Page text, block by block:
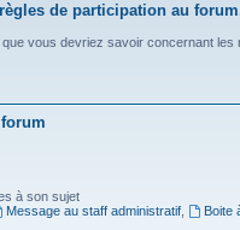
de participation au
que vous devriez savoir concernant les
à son sujet
Message au staff administratif, Boite